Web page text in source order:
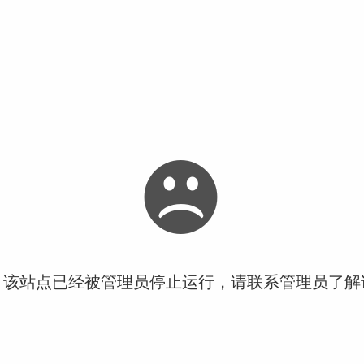
站点已经被管理员停止运行，请联系管理员了